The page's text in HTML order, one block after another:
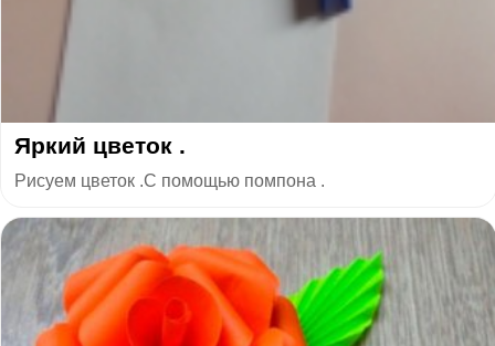
Яркий цветок .
Рисуем цветок .С помощью помпона .